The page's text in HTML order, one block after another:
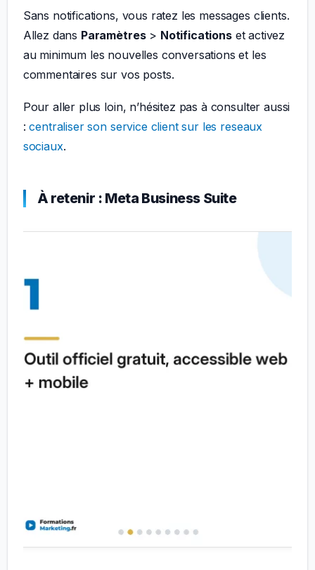
Sans notifications, vous ratez les messages clients.
Allez dans Paramètres> Notificationset activez
au minimum les nouvelles conversations et les
commentaires sur vos posts.
Pour aller plus loin, n’hésitez pas à consulter aussi
:centraliser son service client sur les reseaux
sociaux.
À retenir : Meta Business Suite